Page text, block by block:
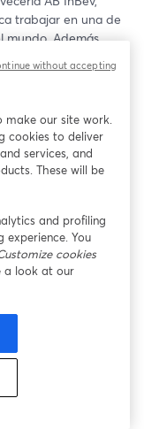
trabajar en una de
mundo. Además,
industria, no te lo
make our site work.
cookies to deliver
services, and
These will be
and profiling
experience. You
cookies
a look at our
without accepting